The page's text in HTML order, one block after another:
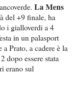
La Mens
del +9 finale, ha
i gialloverdi a 4
in un palasport
Prato, a cadere è la
dopo essere stata
erano sul